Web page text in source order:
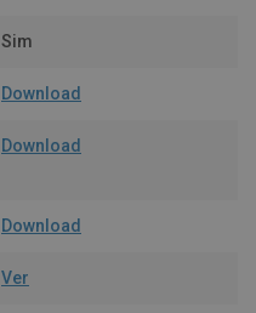
Sim
Download
Download
Download
Ver